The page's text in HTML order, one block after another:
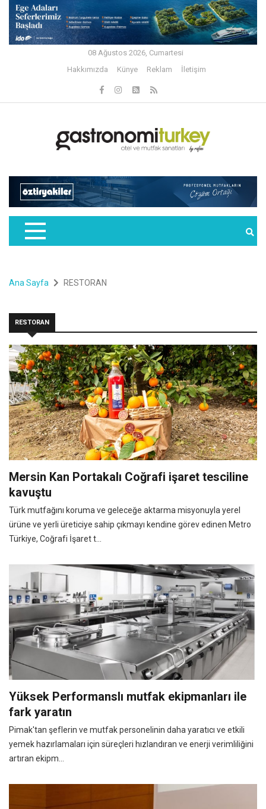
08 Ağustos 2026, Cumartesi
Hakkımızda
Künye Reklam İletişim
Ana Sayfa RESTORAN
RESTORAN
Mersin Kan Portakalı Coğrafi işaret tesciline
kavuştu
Türk mutfağını koruma ve geleceğe aktarma misyonuyla yerel
ürüne ve yerli üreticiye sahip çıkmayı kendine görev edinen Metro
Türkiye, Coğrafi İşaret t...
Yüksek Performanslı mutfak ekipmanları ile
fark yaratın
Pimak'tan şeflerin ve mutfak personelinin daha yaratıcı ve etkili
yemek hazırlamaları için süreçleri hızlandıran ve enerji verimliliğini
artıran ekipm...